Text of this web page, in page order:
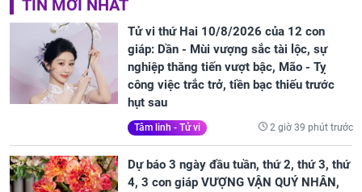
TIN MỚI NHẤT
Tử vi thứ Hai 10/8/2026 của 12 con
giáp: Dần - Mùi vượng sắc tài lộc, sự
nghiệp thăng tiến vượt bậc, Mão - Tỵ
công việc trắc trở, tiền bạc thiếu trước
hụt sau
Tâm linh - Tử vi 2 giờ 39 phút trước
Dự báo 3 ngày đầu tuần, thứ 2, thứ 3, thứ
4, 3 con giáp VƯỢNG VẬN QUÝ NHÂN,